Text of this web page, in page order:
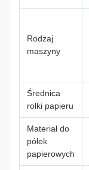
Rodzaj
maszyny
Średnica
rolki papieru
Materiał do
półek
papierowych